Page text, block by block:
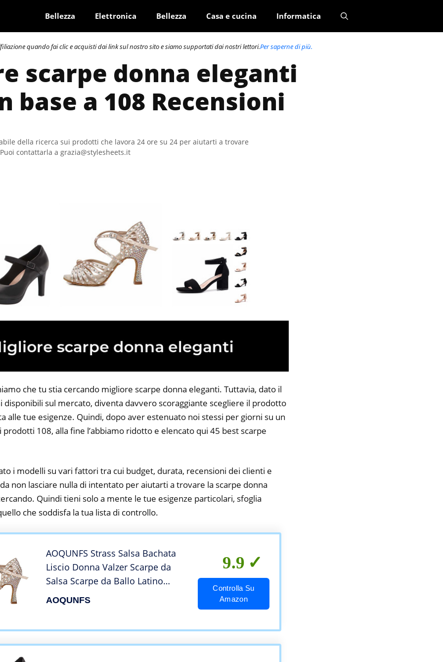
Bellezza Elettronica Bellezza Casa e cucina Informatica
quando fai clic e acquisti dai link sul nostro sito e siamo supportati dai nostri lettori.Per saperne di più.
scarpe donna eleganti
base a 108 Recensioni
della ricerca sui prodotti che lavora 24 ore su 24 per aiutarti a trovare
contattarla a grazia@stylesheets.it
che tu stia cercando migliore scarpe donna eleganti. Tuttavia, dato il
disponibili sul mercato, diventa davvero scoraggiante scegliere il prodotto
alle tue esigenze. Quindi, dopo aver estenuato noi stessi per giorni su un
108, alla fine l’abbiamo ridotto e elencato qui 45 best scarpe
i modelli su vari fattori tra cui budget, durata, recensioni dei clienti e
non lasciare nulla di intentato per aiutarti a trovare la scarpe donna
Quindi tieni solo a mente le tue esigenze particolari, sfoglia
che soddisfa la tua lista di controllo.
AOQUNFS Strass Salsa Bachata
Liscio Donna Valzer Scarpe da
Salsa Scarpe da Ballo Latino
Americano,YCL429-7.5-Beige,EU40
AOQUNFS
9.9
Controlla Su
Amazon